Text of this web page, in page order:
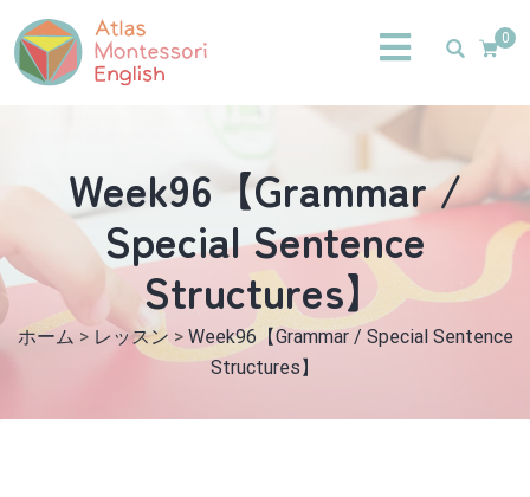
0
Week96【Grammar /
Special Sentence
Structures】
ホーム > レッスン > Week96【Grammar / Special Sentence
Structures】